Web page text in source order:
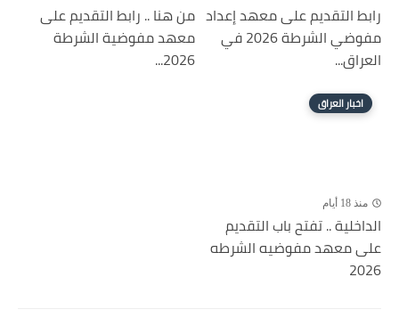
رابط التقديم على معهد إعداد
مفوضي الشرطة 2026 في
العراق...
من هنا .. رابط التقديم على
معهد مفوضية الشرطة
2026...
اخبار العراق
منذ 18 أيام
الداخلية .. تفتح باب التقديم
على معهد مفوضيه الشرطه
2026